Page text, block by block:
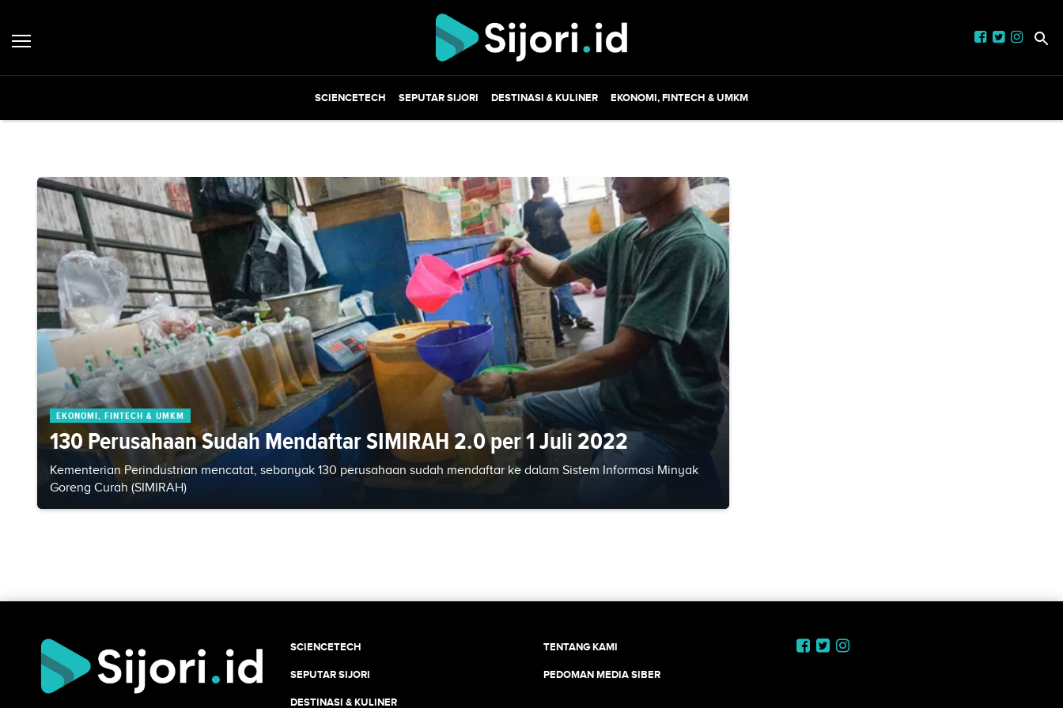
SCIENCETECH SEPUTAR SIJORI DESTINASI & KULINER EKONOMI, FINTECH & UMKM
EKONOMI, FINTECH & UMKM
130 Perusahaan Sudah Mendaftar SIMIRAH 2.0 per 1 Juli 2022
Kementerian Perindustrian mencatat, sebanyak 130 perusahaan sudah mendaftar ke dalam Sistem Informasi Minyak
Goreng Curah (SIMIRAH)
SCIENCETECH
SEPUTAR SIJORI
DESTINASI & KULINER
TENTANG KAMI
PEDOMAN MEDIA SIBER